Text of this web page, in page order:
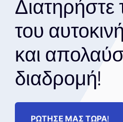
Διατηρήστε
του
και
διαδρομή!
ΡΩΤΗΣΕ ΜΑΣ ΤΩΡΑ!